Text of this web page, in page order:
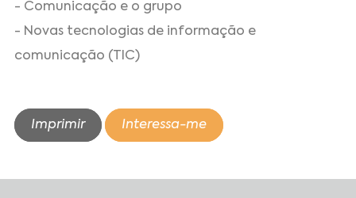
- Comunicação e o grupo
- Novas tecnologias de informação e
comunicação (TIC)
Imprimir Interessa-me